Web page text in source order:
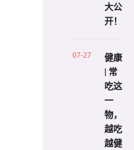
大公
开！
07-27
健康
| 常
吃这
一
物，
越吃
越健